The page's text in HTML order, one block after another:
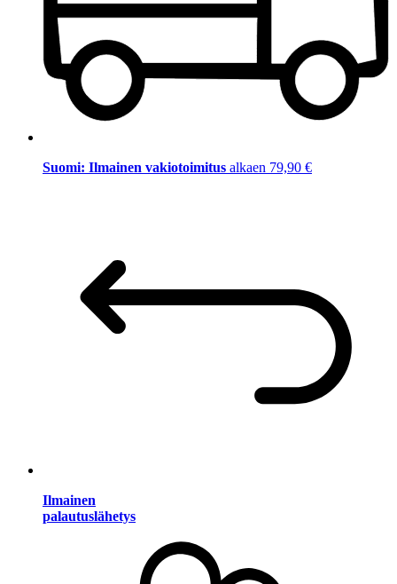
Suomi: Ilmainen vakiotoimitus alkaen 79,90 €
Ilmainen
palautuslähetys